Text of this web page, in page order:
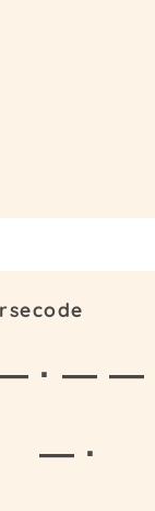
· — —
— ·